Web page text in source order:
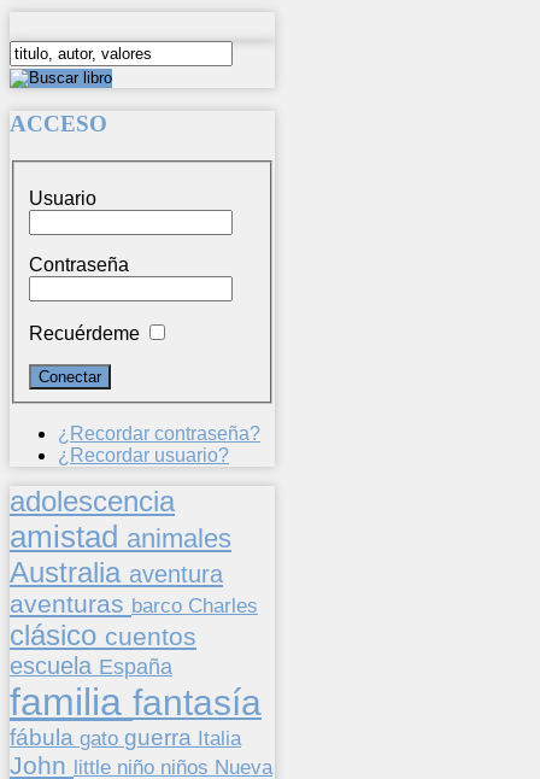
ACCESO
Usuario
Contraseña
Recuérdeme
¿Recordar contraseña?
¿Recordar usuario?
adolescencia
amistad animales
Australia aventura
aventuras barco Charles
clásico cuentos
escuela España
familia fantasía
fábula gato guerra Italia
John little niño niños Nueva